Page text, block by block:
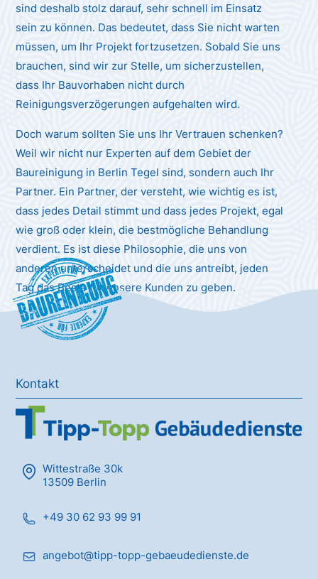
sind deshalb stolz darauf, sehr schnell im Einsatz
sein zu können. Das bedeutet, dass Sie nicht warten
müssen, um Ihr Projekt fortzusetzen. Sobald Sie uns
brauchen, sind wir zur Stelle, um sicherzustellen,
dass Ihr Bauvorhaben nicht durch
Reinigungsverzögerungen aufgehalten wird.
Doch warum sollten Sie uns Ihr Vertrauen schenken?
Weil wir nicht nur Experten auf dem Gebiet der
Baureinigung in Berlin Tegel sind, sondern auch Ihr
Partner. Ein Partner, der versteht, wie wichtig es ist,
dass jedes Detail stimmt und dass jedes Projekt, egal
wie groß oder klein, die bestmögliche Behandlung
verdient. Es ist diese Philosophie, die uns von
anderen unterscheidet und die uns antreibt, jeden
Tag das Beste für unsere Kunden zu geben.
Baureinigung
Kontakt
Wittestraße 30k
13509 Berlin
+49 30 62 93 99 91
angebot@tipp-topp-gebaeudedienste.de